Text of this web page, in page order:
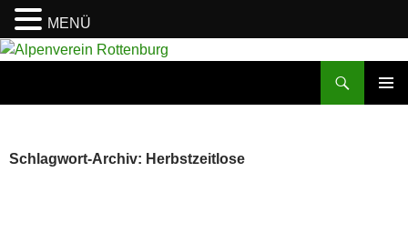
Zum
Schlagwort-Archiv: Herbstzeitlose
MENÜ